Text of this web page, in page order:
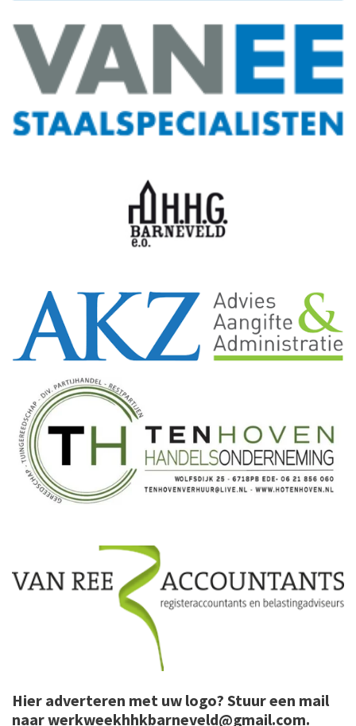
Hier adverteren met uw logo? Stuur een mail
naarwerkweekhhkbarneveld@gmail.com.